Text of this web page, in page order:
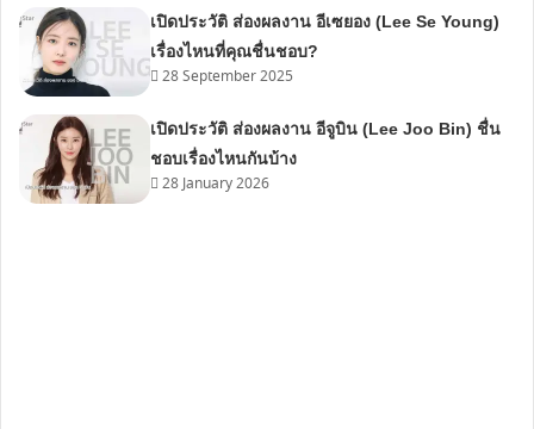
เปิดประวัติ ส่องผลงาน อีเซยอง (Lee Se Young)
เรื่องไหนที่คุณชื่นชอบ?
28 September 2025
เปิดประวัติ ส่องผลงาน อีจูบิน (Lee Joo Bin) ชื่น
ชอบเรื่องไหนกันบ้าง
28 January 2026